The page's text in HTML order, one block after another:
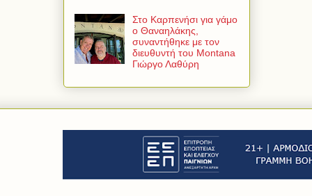
Στο Καρπενήσι για γάμο
ο Θαναηλάκης,
συναντήθηκε με τον
διευθυντή του Montana
Γιώργο Λαθύρη